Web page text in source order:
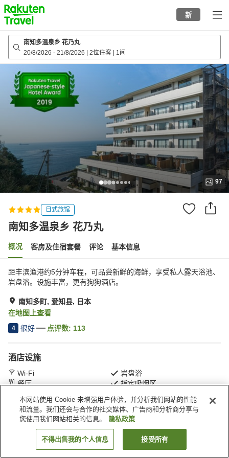
to
top
page
新
南知多温泉乡 花乃丸
20/8/2026 - 21/8/2026 2位住客 1间
97
日式旅馆
南知多温泉乡 花乃丸
概况 客房及住宿套餐 评论 基本信息
距丰滨渔港约5分钟车程，可品尝新鲜的海鲜，享受私人露天浴池、
岩盘浴。设施丰富，更有狗狗酒店。
南知多町, 爱知县, 日本
在地图上查看
4 很好 点评数: 113
酒店设施
Wi-Fi
岩盘浴
餐厅
指定吸烟区
首页 日本 爱知县 南知多町 南知多温泉乡 花乃丸
搜索客房
本网站使用 Cookie 来增强用户体验，并分析我们网站的性能
和流量。我们还会与合作的社交媒体、广告商和分析商分享与
您使用我们网站相关的信息。
隐私政策
不得出售我的个人信息 接受所有